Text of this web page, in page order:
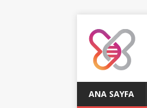
ANA SAYFA